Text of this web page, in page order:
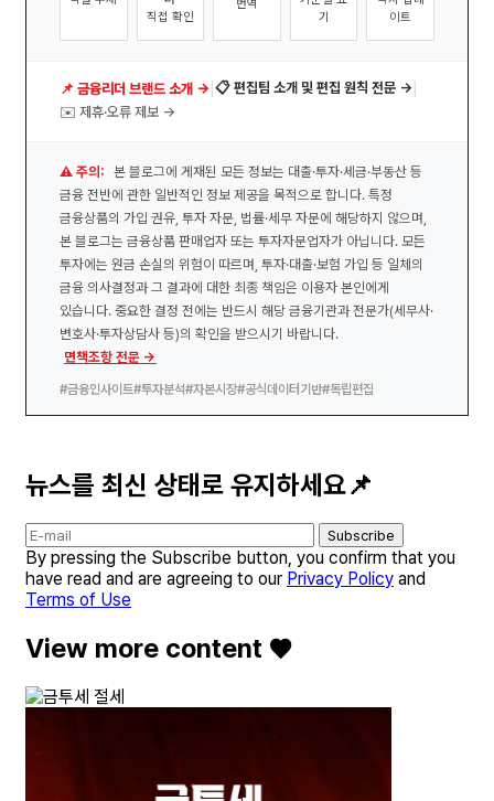
직접 확인
번역
기
이트
📌 금융리더 브랜드 소개 → 📋 편집팀 소개 및 편집 원칙 전문 →
✉️ 제휴·오류 제보 →
⚠️ 주의: 본 블로그에 게재된 모든 정보는 대출·투자·세금·부동산 등
금융 전반에 관한 일반적인 정보 제공을 목적으로 합니다. 특정
금융상품의 가입 권유, 투자 자문, 법률·세무 자문에 해당하지 않으며,
본 블로그는 금융상품 판매업자 또는 투자자문업자가 아닙니다. 모든
투자에는 원금 손실의 위험이 따르며, 투자·대출·보험 가입 등 일체의
금융 의사결정과 그 결과에 대한 최종 책임은 이용자 본인에게
있습니다. 중요한 결정 전에는 반드시 해당 금융기관과 전문가(세무사·
변호사·투자상담사 등)의 확인을 받으시기 바랍니다.
면책조항 전문 →
#금융인사이트#투자분석#자본시장#공식데이터기반#독립편집
뉴스를 최신 상태로 유지하세요📌
Subscribe
By pressing the Subscribe button, you confirm that you
have read and are agreeing to our Privacy Policy and
Terms of Use
View more content ♥️